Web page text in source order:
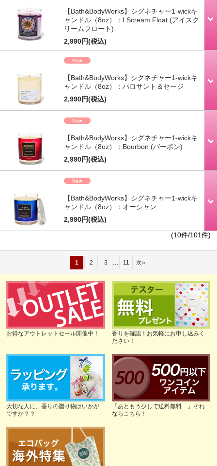
【Bath&BodyWorks】シグネチャー1-wickキ
ャンドル（8oz）：I Scream Float (アイスク
リームフロート)
2,990円(税込)
【Bath&BodyWorks】シグネチャー1-wickキ
ャンドル（8oz）：パロサント＆セージ
2,990円(税込)
【Bath&BodyWorks】シグネチャー1-wickキ
ャンドル（8oz）：Bourbon (バーボン)
2,990円(税込)
【Bath&BodyWorks】シグネチャー1-wickキ
ャンドル（8oz）：オーシャン
2,990円(税込)
(10件/101件)
1 2 3 ... 11 次»
お得なアウトレットセール開催中！
香りを確認！お気軽にお申し込みく
ださい！
大切な人に、香りの贈り物はいかが
ですか？？
「あともう少しで送料無料…」それ
ならこちら！